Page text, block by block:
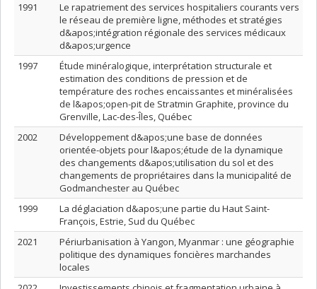
1991
Le rapatriement des services hospitaliers courants vers
le réseau de première ligne, méthodes et stratégies
d&apos;intégration régionale des services médicaux
d&apos;urgence
1997
Étude minéralogique, interprétation structurale et
estimation des conditions de pression et de
température des roches encaissantes et minéralisées
de l&apos;open-pit de Stratmin Graphite, province du
Grenville, Lac-des-Îles, Québec
2002
Développement d&apos;une base de données
orientée-objets pour l&apos;étude de la dynamique
des changements d&apos;utilisation du sol et des
changements de propriétaires dans la municipalité de
Godmanchester au Québec
1999
La déglaciation d&apos;une partie du Haut Saint-
François, Estrie, Sud du Québec
2021
Périurbanisation à Yangon, Myanmar : une géographie
politique des dynamiques foncières marchandes
locales